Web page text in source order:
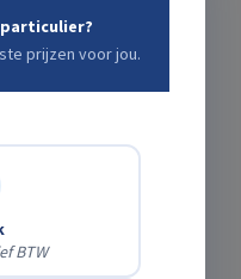
prijzen voor jou.
BTW